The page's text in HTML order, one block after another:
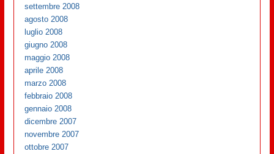
settembre 2008
agosto 2008
luglio 2008
giugno 2008
maggio 2008
aprile 2008
marzo 2008
febbraio 2008
gennaio 2008
dicembre 2007
novembre 2007
ottobre 2007